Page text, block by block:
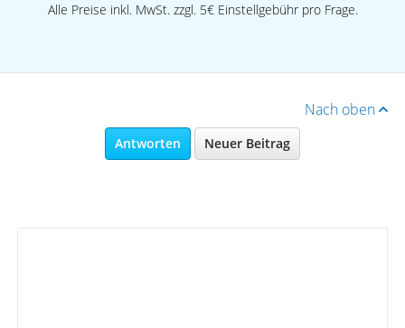
Alle Preise inkl. MwSt. zzgl. 5€ Einstellgebühr pro Frage.
Nach oben
Antworten Neuer Beitrag